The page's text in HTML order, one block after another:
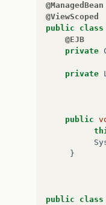
@ManagedBean
@ViewScoped
public
class
@EJB
private
private
public
}
public class